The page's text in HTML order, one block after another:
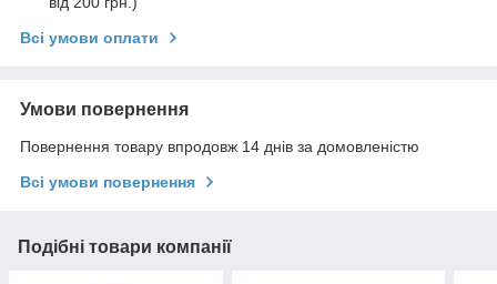
Всі умови оплати
Умови повернення
Повернення товару впродовж 14 днів за домовленістю
Всі умови повернення
Подібні товари компанії